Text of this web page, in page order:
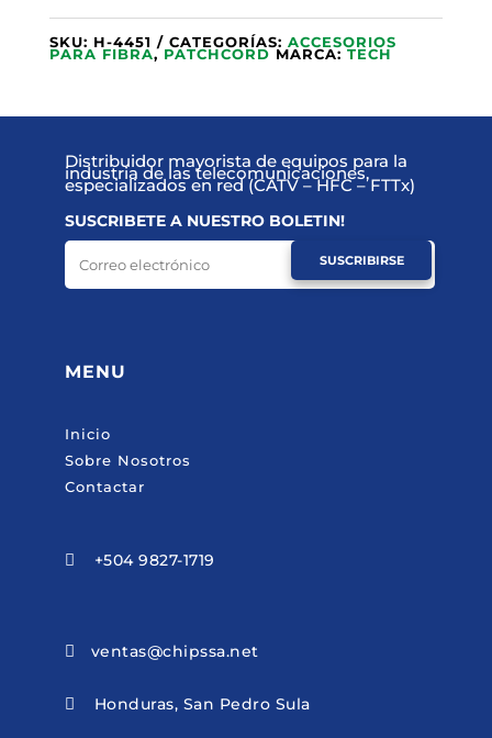
SKU: H-4451 CATEGORÍAS: ACCESORIOS
PARA FIBRA, PATCHCORD MARCA: TECH
Distribuidor mayorista de equipos para la
industria de las telecomunicaciones,
especializados en red (CATV – HFC – FTTx)
SUSCRIBETE A NUESTRO BOLETIN!
SUSCRIBIRSE
MENU
Inicio
Sobre Nosotros
Contactar
 +504 9827-1719
 ventas@chipssa.net
 Honduras, San Pedro Sula